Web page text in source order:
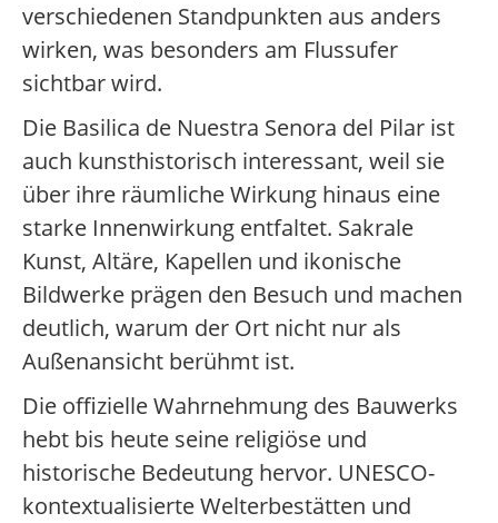
verschiedenen Standpunkten aus anders
wirken, was besonders am Flussufer
sichtbar wird.
Die Basilica de Nuestra Senora del Pilar ist
auch kunsthistorisch interessant, weil sie
über ihre räumliche Wirkung hinaus eine
starke Innenwirkung entfaltet. Sakrale
Kunst, Altäre, Kapellen und ikonische
Bildwerke prägen den Besuch und machen
deutlich, warum der Ort nicht nur als
Außenansicht berühmt ist.
Die offizielle Wahrnehmung des Bauwerks
hebt bis heute seine religiöse und
historische Bedeutung hervor. UNESCO-
kontextualisierte Welterbestätten und